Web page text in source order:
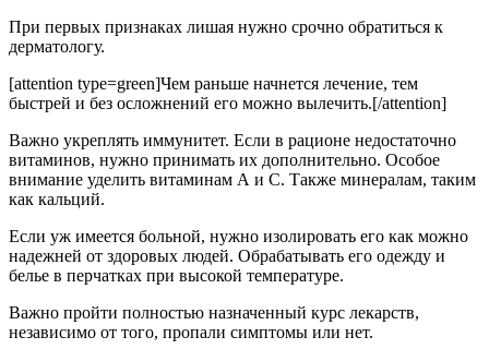
При первых признаках лишая нужно срочно обратиться к
дерматологу.
[attention type=green]Чем раньше начнется лечение, тем
быстрей и без осложнений его можно вылечить.[/attention]
Важно укреплять иммунитет. Если в рационе недостаточно
витаминов, нужно принимать их дополнительно. Особое
внимание уделить витаминам А и С. Также минералам, таким
как кальций.
Если уж имеется больной, нужно изолировать его как можно
надежней от здоровых людей. Обрабатывать его одежду и
белье в перчатках при высокой температуре.
Важно пройти полностью назначенный курс лекарств,
независимо от того, пропали симптомы или нет.